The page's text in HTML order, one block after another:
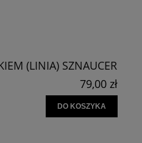
(LINIA) SZNAUCER
79,00 zł
DO KOSZYKA